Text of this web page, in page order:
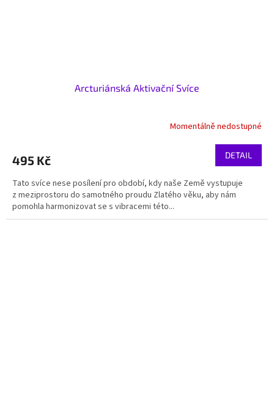
Arcturiánská Aktivační Svíce
Momentálně nedostupné
495 Kč DETAIL
Tato svíce nese posílení pro období, kdy naše Země vystupuje
z meziprostoru do samotného proudu Zlatého věku, aby nám
pomohla harmonizovat se s vibracemi této...